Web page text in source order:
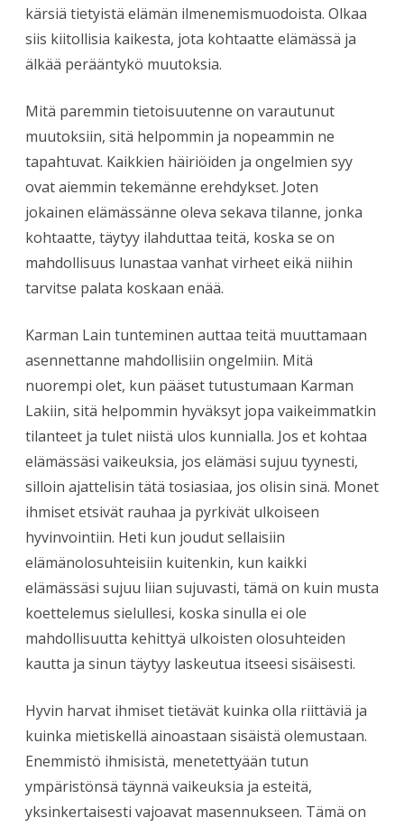
kärsiä tietyistä elämän ilmenemismuodoista. Olkaa
siis kiitollisia kaikesta, jota kohtaatte elämässä ja
älkää perääntykö muutoksia.
Mitä paremmin tietoisuutenne on varautunut
muutoksiin, sitä helpommin ja nopeammin ne
tapahtuvat. Kaikkien häiriöiden ja ongelmien syy
ovat aiemmin tekemänne erehdykset. Joten
jokainen elämässänne oleva sekava tilanne, jonka
kohtaatte, täytyy ilahduttaa teitä, koska se on
mahdollisuus lunastaa vanhat virheet eikä niihin
tarvitse palata koskaan enää.
Karman Lain tunteminen auttaa teitä muuttamaan
asennettanne mahdollisiin ongelmiin. Mitä
nuorempi olet, kun pääset tutustumaan Karman
Lakiin, sitä helpommin hyväksyt jopa vaikeimmatkin
tilanteet ja tulet niistä ulos kunnialla. Jos et kohtaa
elämässäsi vaikeuksia, jos elämäsi sujuu tyynesti,
silloin ajattelisin tätä tosiasiaa, jos olisin sinä. Monet
ihmiset etsivät rauhaa ja pyrkivät ulkoiseen
hyvinvointiin. Heti kun joudut sellaisiin
elämänolosuhteisiin kuitenkin, kun kaikki
elämässäsi sujuu liian sujuvasti, tämä on kuin musta
koettelemus sielullesi, koska sinulla ei ole
mahdollisuutta kehittyä ulkoisten olosuhteiden
kautta ja sinun täytyy laskeutua itseesi sisäisesti.
Hyvin harvat ihmiset tietävät kuinka olla riittäviä ja
kuinka mietiskellä ainoastaan sisäistä olemustaan.
Enemmistö ihmisistä, menetettyään tutun
ympäristönsä täynnä vaikeuksia ja esteitä,
yksinkertaisesti vajoavat masennukseen. Tämä on